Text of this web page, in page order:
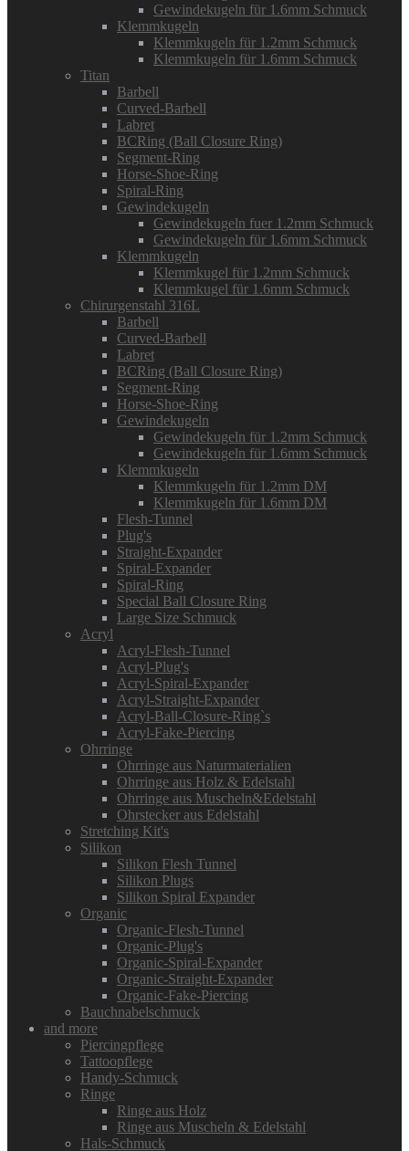
Gewindekugeln für 1.6mm Schmuck
Klemmkugeln
Klemmkugeln für 1.2mm Schmuck
Klemmkugeln für 1.6mm Schmuck
Titan
Barbell
Curved-Barbell
Labret
BCRing (Ball Closure Ring)
Segment-Ring
Horse-Shoe-Ring
Spiral-Ring
Gewindekugeln
Gewindekugeln fuer 1.2mm Schmuck
Gewindekugeln für 1.6mm Schmuck
Klemmkugeln
Klemmkugel für 1.2mm Schmuck
Klemmkugel für 1.6mm Schmuck
Chirurgenstahl 316L
Barbell
Curved-Barbell
Labret
BCRing (Ball Closure Ring)
Segment-Ring
Horse-Shoe-Ring
Gewindekugeln
Gewindekugeln für 1.2mm Schmuck
Gewindekugeln für 1.6mm Schmuck
Klemmkugeln
Klemmkugeln für 1.2mm DM
Klemmkugeln für 1.6mm DM
Flesh-Tunnel
Plug's
Straight-Expander
Spiral-Expander
Spiral-Ring
Special Ball Closure Ring
Large Size Schmuck
Acryl
Acryl-Flesh-Tunnel
Acryl-Plug's
Acryl-Spiral-Expander
Acryl-Straight-Expander
Acryl-Ball-Closure-Ring`s
Acryl-Fake-Piercing
Ohrringe
Ohrringe aus Naturmaterialien
Ohrringe aus Holz & Edelstahl
Ohrringe aus Muscheln&Edelstahl
Ohrstecker aus Edelstahl
Stretching Kit's
Silikon
Silikon Flesh Tunnel
Silikon Plugs
Silikon Spiral Expander
Organic
Organic-Flesh-Tunnel
Organic-Plug's
Organic-Spiral-Expander
Organic-Straight-Expander
Organic-Fake-Piercing
Bauchnabelschmuck
and more
Piercingpflege
Tattoopflege
Handy-Schmuck
Ringe
Ringe aus Holz
Ringe aus Muscheln & Edelstahl
Hals-Schmuck